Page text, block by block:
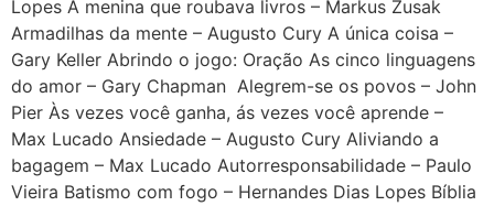
Lopes A menina que roubava livros – Markus Zusak
Armadilhas da mente – Augusto Cury A única coisa –
Gary Keller Abrindo o jogo: Oração As cinco linguagens
do amor – Gary Chapman Alegrem-se os povos – John
Pier Às vezes você ganha, ás vezes você aprende –
Max Lucado Ansiedade – Augusto Cury Aliviando a
bagagem – Max Lucado Autorresponsabilidade – Paulo
Vieira Batismo com fogo – Hernandes Dias Lopes Bíblia